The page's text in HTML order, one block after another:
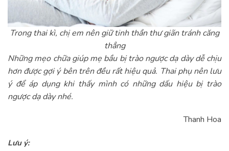
Trong thai kì, chị em nên giữ tinh thần thư giãn tránh căng
thẳng
Những mẹo chữa giúp mẹ bầu bị trào ngược dạ dày dễ chịu
hơn được gợi ý bên trên đều rất hiệu quả. Thai phụ nên lưu
ý để áp dụng khi thấy mình có những dấu hiệu bị trào
ngược dạ dày nhé.
Thanh Hoa
Lưu ý: